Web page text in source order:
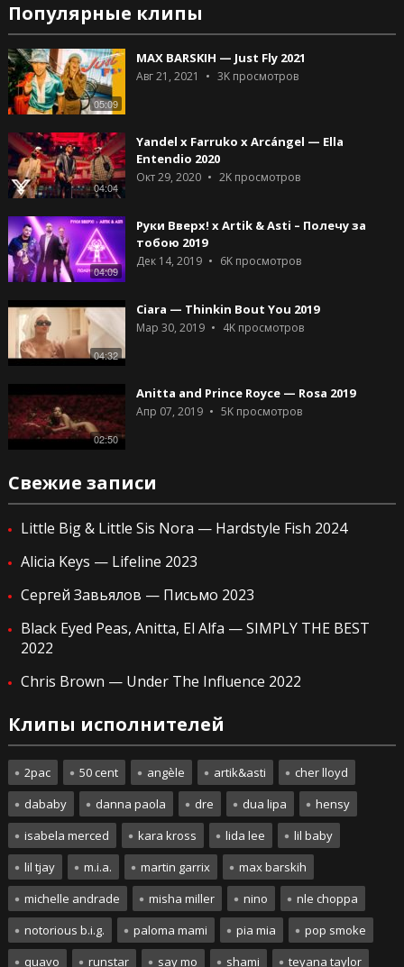
Популярные клипы
05:09
MAX BARSKIH — Just Fly 2021
Авг 21, 2021 3Kпросмотров
04:04
Yandel x Farruko x Arcángel — Ella
Entendio 2020
Окт 29, 2020 2Kпросмотров
04:09
Руки Вверх! x Artik & Asti – Полечу за
тобою 2019
Дек 14, 2019 6Kпросмотров
04:32
Ciara — Thinkin Bout You 2019
Мар 30, 2019 4Kпросмотров
02:50
Anitta and Prince Royce — Rosa 2019
Апр 07, 2019 5Kпросмотров
Свежие записи
Little Big & Little Sis Nora — Hardstyle Fish 2024
Alicia Keys — Lifeline 2023
Сергей Завьялов — Письмо 2023
Black Eyed Peas, Anitta, El Alfa — SIMPLY THE BEST
2022
Chris Brown — Under The Influence 2022
Клипы исполнителей
2pac 50 cent angèle artik&asti
cher lloyd
dababy
danna paola dre dua lipa
hensy
isabela merced
kara kross lida lee
lil baby
lil tjay
m.i.a. martin garrix
max barskih
michelle andrade
misha miller nino
nle choppa
notorious b.i.g.
paloma mami pia mia
pop smoke
quavo
runstar say mo shami teyana taylor